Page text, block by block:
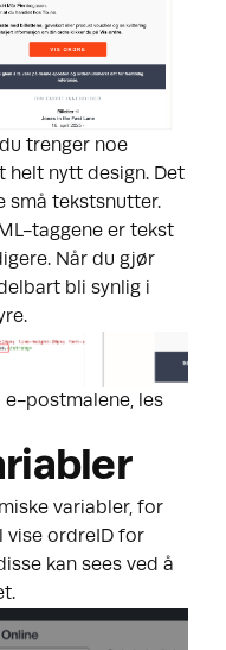
trenger noe
helt nytt design. Det
små tekstsnutter.
taggene er tekst
Når du gjør
bli synlig i
e-postmalene, les
variabler, for
vise ordreID for
kan sees ved å